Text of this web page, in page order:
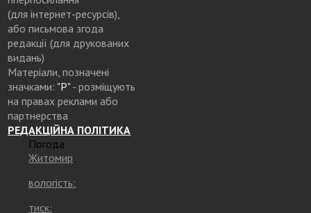
(для інтернет-ресурсів),
або письмова згода
редакції (для друкованих
видань)
Матеріали, позначені
значками: "Р"- розміщують
на правах реклами або
партнерства
РЕДАКЦІЙНА ПОЛІТИКА
Погода
Житомир
вологість:
тиск: